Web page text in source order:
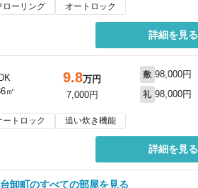
ローリング オートロック
詳細を見る
㎡
9.8万円
7,000円
敷 98,000円
礼 98,000円
ートロック 追い炊き機能
詳細を見る
卸町のすべての部屋を見る